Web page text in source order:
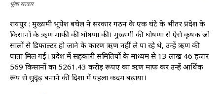
भूपेश सरकार
रायपुर : मुख्यमंत्री भूपेश बघेल ने सरकार गठन के एक घंटे के भीतर प्रदेश के
किसानों के ऋण माफी की घोषणा की। मुख्यमंत्री की घोषणा से ऐसे कृषक जो
सालों से डिफाल्टर हो जाने के कारण ऋण नहीं ले पा रहे थे, उन्हें ऋण की
पात्रता मिल गई। प्रदेश में सहकारी समितियों के माध्यम से 13 लाख 46 हजार
569 किसानों का 5261.43 करोड़ रूपए का ऋण माफ कर उन्हें आर्थिक
रूप से सुदृढ़ बनाने की दिशा में पहला कदम बढ़ाया।